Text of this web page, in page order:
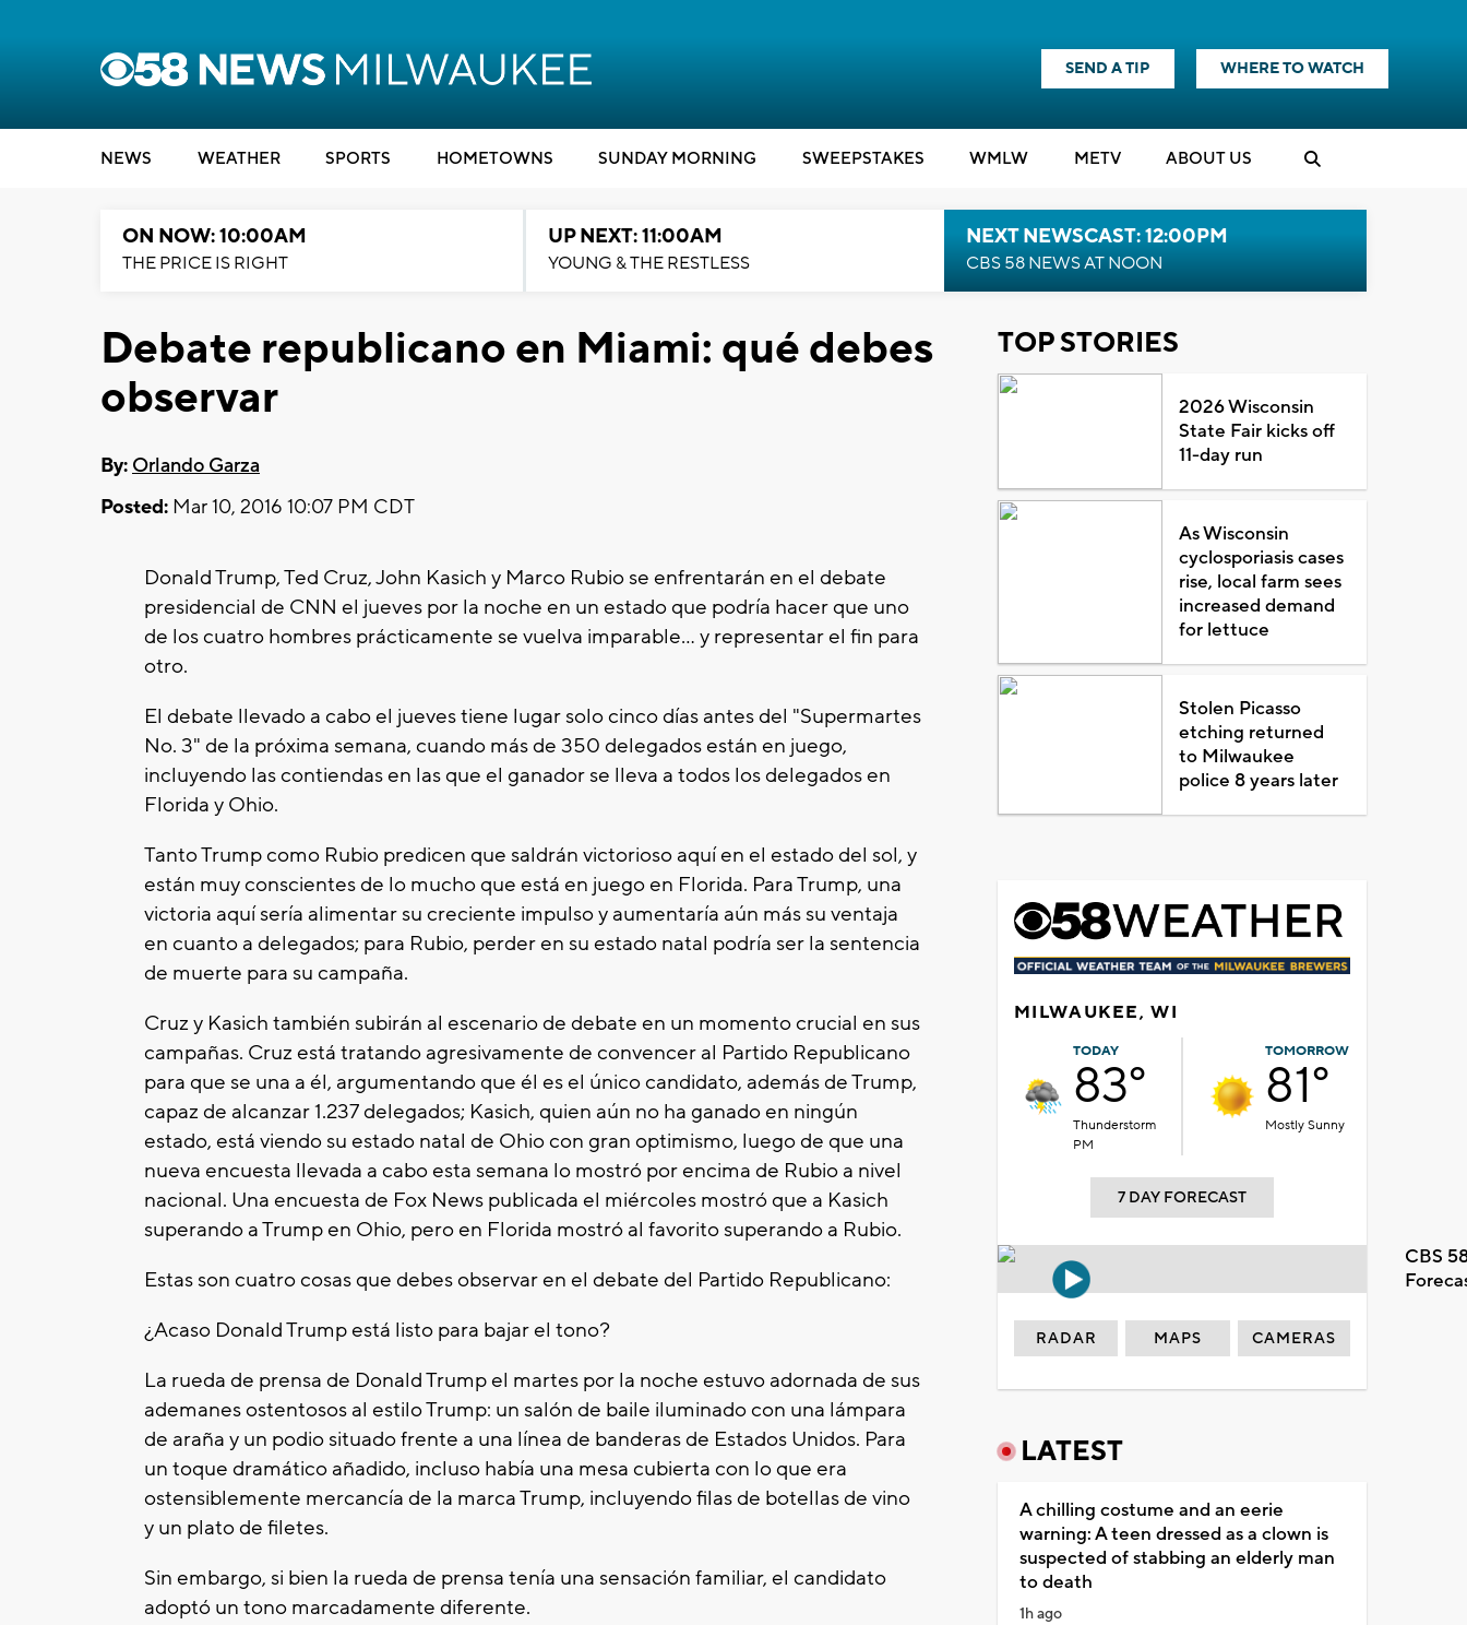
SEND A TIP WHERE TO WATCH
NEWS WEATHER SPORTS HOMETOWNS SUNDAY MORNING SWEEPSTAKES WMLW METV ABOUT US
ON NOW: 10:00AM
THE PRICE IS RIGHT
UP NEXT: 11:00AM
YOUNG & THE RESTLESS
NEXT NEWSCAST: 12:00PM
CBS 58 NEWS AT NOON
Debate republicano en Miami: qué debes
observar
By: Orlando Garza
Posted: Mar 10, 2016 10:07 PM CDT
Donald Trump, Ted Cruz, John Kasich y Marco Rubio se enfrentarán en el debate
presidencial de CNN el jueves por la noche en un estado que podría hacer que uno
de los cuatro hombres prácticamente se vuelva imparable... y representar el fin para
otro.
El debate llevado a cabo el jueves tiene lugar solo cinco días antes del "Supermartes
No. 3" de la próxima semana, cuando más de 350 delegados están en juego,
incluyendo las contiendas en las que el ganador se lleva a todos los delegados en
Florida y Ohio.
Tanto Trump como Rubio predicen que saldrán victorioso aquí en el estado del sol, y
están muy conscientes de lo mucho que está en juego en Florida. Para Trump, una
victoria aquí sería alimentar su creciente impulso y aumentaría aún más su ventaja
en cuanto a delegados; para Rubio, perder en su estado natal podría ser la sentencia
de muerte para su campaña.
Cruz y Kasich también subirán al escenario de debate en un momento crucial en sus
campañas. Cruz está tratando agresivamente de convencer al Partido Republicano
para que se una a él, argumentando que él es el único candidato, además de Trump,
capaz de alcanzar 1.237 delegados; Kasich, quien aún no ha ganado en ningún
estado, está viendo su estado natal de Ohio con gran optimismo, luego de que una
nueva encuesta llevada a cabo esta semana lo mostró por encima de Rubio a nivel
nacional. Una encuesta de Fox News publicada el miércoles mostró que a Kasich
superando a Trump en Ohio, pero en Florida mostró al favorito superando a Rubio.
Estas son cuatro cosas que debes observar en el debate del Partido Republicano:
¿Acaso Donald Trump está listo para bajar el tono?
La rueda de prensa de Donald Trump el martes por la noche estuvo adornada de sus
ademanes ostentosos al estilo Trump: un salón de baile iluminado con una lámpara
de araña y un podio situado frente a una línea de banderas de Estados Unidos. Para
un toque dramático añadido, incluso había una mesa cubierta con lo que era
ostensiblemente mercancía de la marca Trump, incluyendo filas de botellas de vino
y un plato de filetes.
Sin embargo, si bien la rueda de prensa tenía una sensación familiar, el candidato
adoptó un tono marcadamente diferente.
TOP STORIES
2026 Wisconsin
State Fair kicks off
11-day run
As Wisconsin
cyclosporiasis cases
rise, local farm sees
increased demand
for lettuce
Stolen Picasso
etching returned
to Milwaukee
police 8 years later
MILWAUKEE, WI
TODAY
83°
Thunderstorm
PM
TOMORROW
81°
Mostly Sunny
7 DAY FORECAST
CBS
RADAR MAPS CAMERAS
LATEST
A chilling costume and an eerie
warning: A teen dressed as a clown is
suspected of stabbing an elderly man
to death
1h ago